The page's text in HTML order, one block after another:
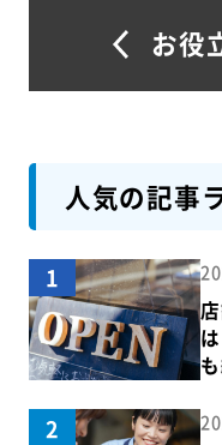
お役
人気の記事
1
2